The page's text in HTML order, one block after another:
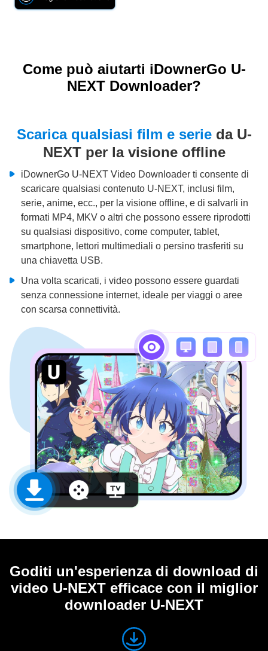
Come può aiutarti iDownerGo U-
NEXT Downloader?
Scarica qualsiasi film e serieda U-
NEXT per la visione offline
iDownerGo U-NEXT Video Downloader ti consente di
scaricare qualsiasi contenuto U-NEXT, inclusi film,
serie, anime, ecc., per la visione offline, e di salvarli in
formati MP4, MKV o altri che possono essere riprodotti
su qualsiasi dispositivo, come computer, tablet,
smartphone, lettori multimediali o persino trasferiti su
una chiavetta USB.
Una volta scaricati, i video possono essere guardati
senza connessione internet, ideale per viaggi o aree
con scarsa connettività.
Goditi un'esperienza di download di
video U-NEXT efficace con il miglior
downloader U-NEXT